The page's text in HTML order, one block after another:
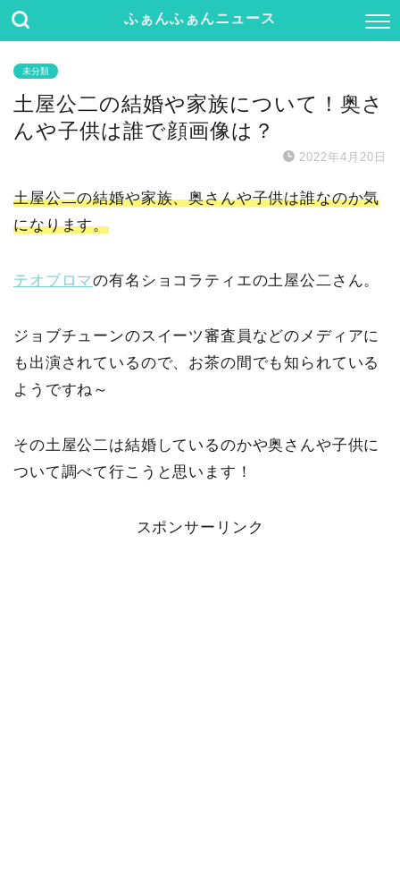
ふぁんふぁんニュース
未分類
土屋公二の結婚や家族について！奥さ
んや子供は誰で顔画像は？
2022年4月20日
土屋公二の結婚や家族、奥さんや子供は誰なのか気
になります。
テオブロマの有名ショコラティエの土屋公二さん。
ジョブチューンのスイーツ審査員などのメディアに
も出演されているので、お茶の間でも知られている
ようですね～
その土屋公二は結婚しているのかや奥さんや子供に
ついて調べて行こうと思います！
スポンサーリンク